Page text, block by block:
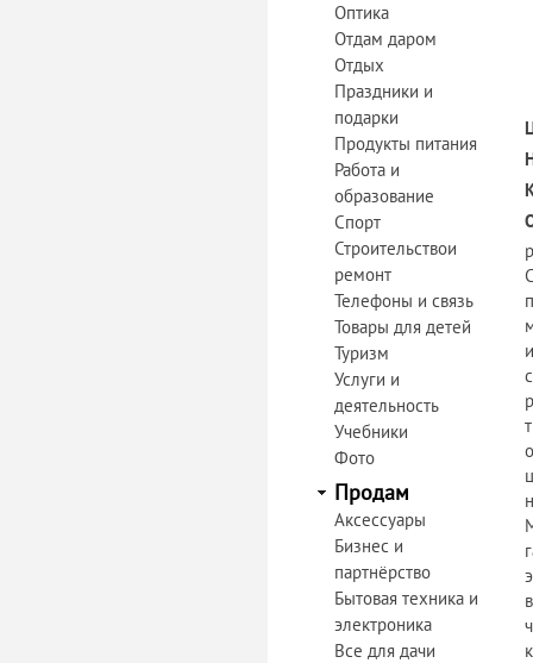
Оптика
Отдам даром
Отдых
Праздники и
подарки
Продукты питания
Работа и
образование
Спорт
Строительствои
ремонт
Телефоны и связь
Товары для детей
Туризм
Услуги и
деятельность
Учебники
Фото
Продам
Аксессуары
Бизнес и
партнёрство
Бытовая техника и
электроника
Все для дачи